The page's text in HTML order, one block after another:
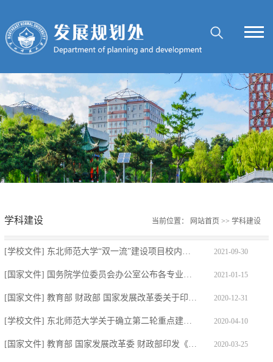
学科建设 当前位置： 网站首页 >> 学科建设
[学校文件] 东北师范大学“双一流”建设项目校内人员经费支出管理办法 2021-09-30
[国家文件] 国务院学位委员会办公室公布各专业学位类别的领域设置情况 2021-01-15
[国家文件] 教育部 财政部 国家发展改革委关于印发《“双一流”建设成效评价... 2020-12-31
[学校文件] 东北师范大学关于确立第二轮重点建设学科方向及重点培育学科方向... 2020-04-10
[国家文件] 教育部 国家发展改革委 财政部印发《关于“双一流”建设高校促进... 2020-03-25